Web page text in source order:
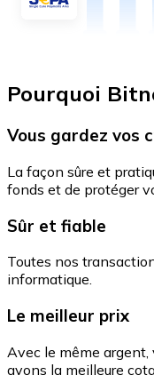
Pourquoi
Vous gardez vos
La façon sûre et
fonds et de protéger
Sûr et fiable
Toutes nos
informatique.
Le meilleur prix
Avec le même argent,
avons la meilleure